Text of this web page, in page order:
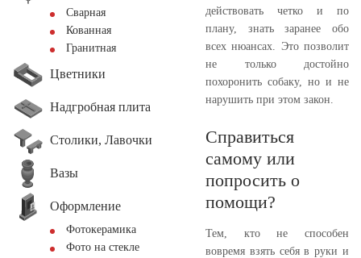
Сварная
Кованная
Гранитная
Цветники
Надгробная плита
Столики, Лавочки
Вазы
Оформление
Фотокерамика
Фото на стекле
действовать четко и по
плану, знать заранее обо
всех нюансах. Это позволит
не только достойно
похоронить собаку, но и не
нарушить при этом закон.
Справиться
самому или
попросить о
помощи?
Тем, кто не способен
вовремя взять себя в руки и